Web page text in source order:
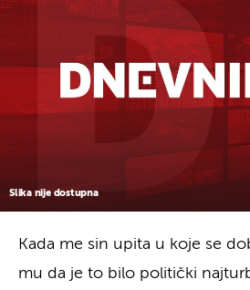
Slika nije dostupna
Kada me sin upita u koje se
mu da je to bilo politički